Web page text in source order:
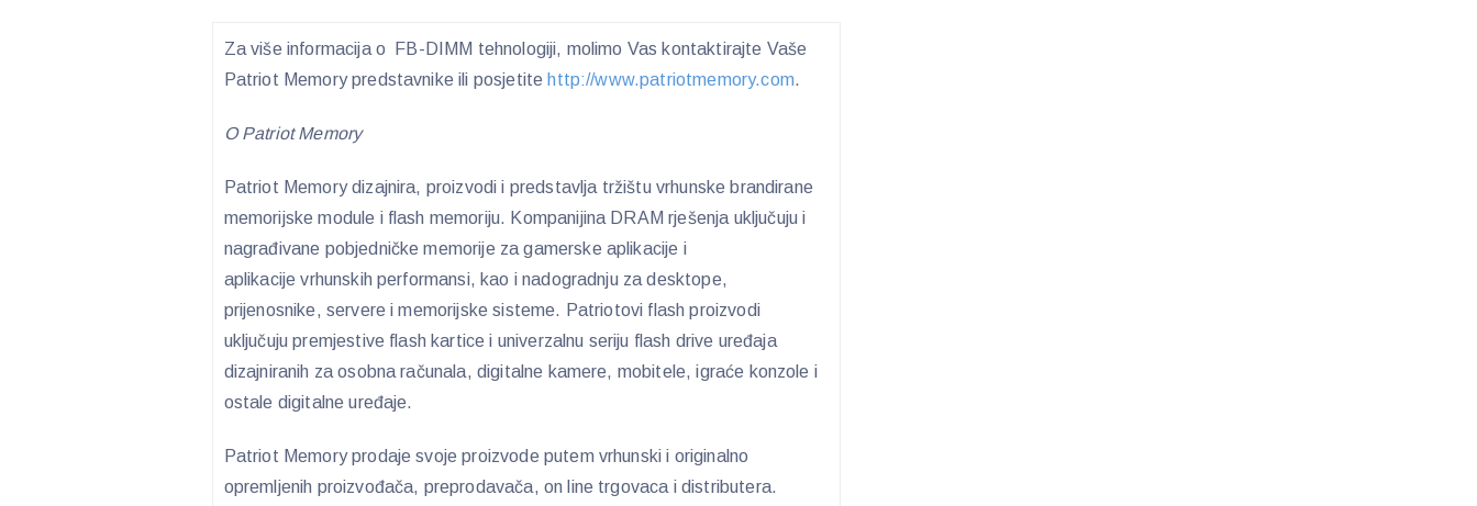
Za više informacija o FB-DIMM tehnologiji, molimo Vas kontaktirajte Vaše
Patriot Memory predstavnike ili posjetite http://www.patriotmemory.com.
O Patriot Memory
Patriot Memory dizajnira, proizvodi i predstavlja tržištu vrhunske brandirane
memorijske module i flash memoriju. Kompanijina DRAM rješenja uključuju i
nagrađivane pobjedničke memorije za gamerske aplikacije i
aplikacije vrhunskih performansi, kao i nadogradnju za desktope,
prijenosnike, servere i memorijske sisteme. Patriotovi flash proizvodi
uključuju premjestive flash kartice i univerzalnu seriju flash drive uređaja
dizajniranih za osobna računala, digitalne kamere, mobitele, igraće konzole i
ostale digitalne uređaje.
Patriot Memory prodaje svoje proizvode putem vrhunski i originalno
opremljenih proizvođača, preprodavača, on line trgovaca i distributera.